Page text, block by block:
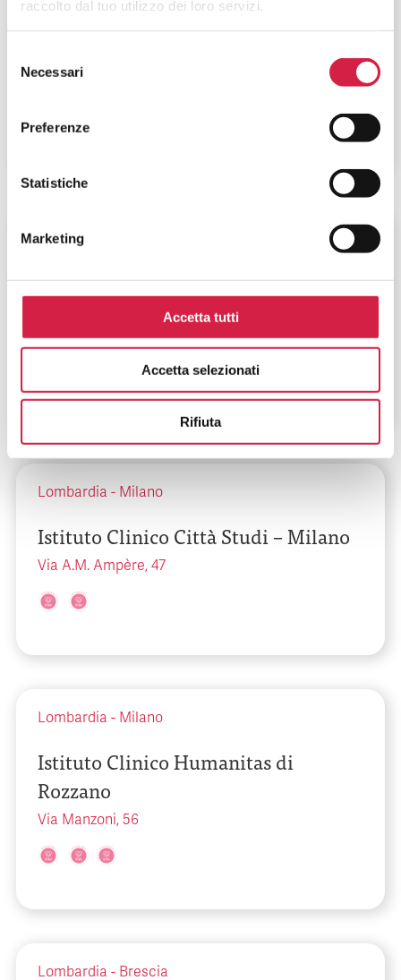
raccolto dal tuo utilizzo dei loro servizi.
delNecessari
Preferenze
Statistiche
Marketing
Accetta tutti
Accetta selezionati
Rifiuta
Istituto Auxologico Italiano – IRCCS
Lombardia
Istituto Auxologico Italiano – IRCCS
Via Lodovico Ariosto, 13
Lombardia - Milano
Istituto Clinico Città Studi – Milano
Via A.M. Ampère, 47
Lombardia - Milano
Istituto Clinico Humanitas di
Rozzano
Via Manzoni, 56
Lombardia - Brescia